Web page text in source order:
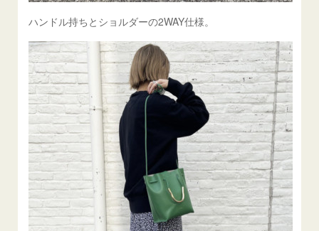
ハンドル持ちとショルダーの2WAY仕様。